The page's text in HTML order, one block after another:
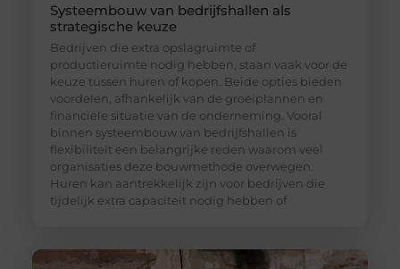
Systeembouw van bedrijfshallen als
strategische keuze
Bedrijven die extra opslagruimte of
productieruimte nodig hebben, staan vaak voor de
keuze tussen huren of kopen. Beide opties bieden
voordelen, afhankelijk van de groeiplannen en
financiële situatie van de onderneming. Vooral
binnen systeembouw van bedrijfshallen is
flexibiliteit een belangrijke reden waarom veel
organisaties deze bouwmethode overwegen.
Huren kan aantrekkelijk zijn voor bedrijven die
tijdelijk extra capaciteit nodig hebben of